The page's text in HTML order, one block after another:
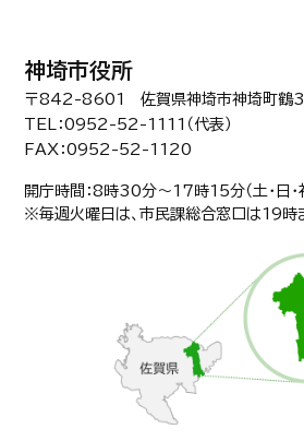
神埼市役所
〒842-8601 佐賀県神埼市神埼町鶴
TEL：0952-52-1111（代表）
FAX：0952-52-1120
開庁時間：8時30分〜17時15分（土・日・
※毎週火曜日は、市民課総合窓口は19時ま